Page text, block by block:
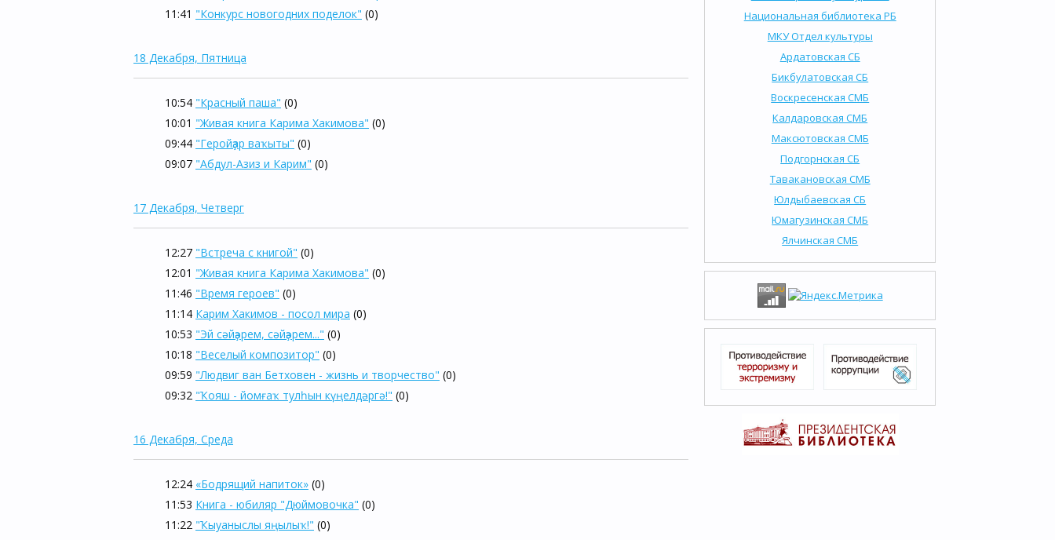
Национальная библиотека РБ
МКУ Отдел культуры
Ардатовская СБ
Бикбулатовская СБ
Воскресенская СМБ
Калдаровская СМБ
Максютовская СМБ
Подгорнская СБ
Тавакановская СМБ
Юлдыбаевская СБ
Юмагузинская СМБ
Ялчинская СМБ
11:41 "Конкурс новогодних поделок" (0)
18 Декабря, Пятница
10:54 "Красный паша" (0)
10:01 "Живая книга Карима Хакимова" (0)
09:44 "Геройҙар ваҡыты" (0)
09:07 "Абдул-Азиз и Карим" (0)
17 Декабря, Четверг
12:27 "Встреча с книгой" (0)
12:01 "Живая книга Карима Хакимова" (0)
11:46 "Время героев" (0)
11:14 Карим Хакимов - посол мира (0)
10:53 "Эй сәйҙәрем, сәйҙәрем..." (0)
10:18 "Веселый композитор" (0)
09:59 "Людвиг ван Бетховен - жизнь и творчество" (0)
09:32 "Ҡояш - йомғаҡ тулһын күңелдәргә!" (0)
16 Декабря, Среда
12:24 «Бодрящий напиток» (0)
11:53 Книга - юбиляр "Дюймовочка" (0)
11:22 "Ҡыуаныслы яңылыҡ!" (0)